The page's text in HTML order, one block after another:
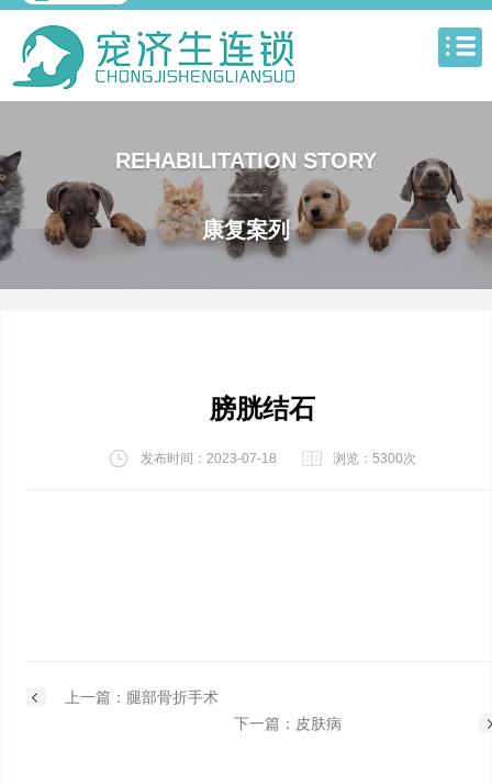
REHABILITATION STORY
康复案列
膀胱结石
发布时间：2023-07-18 浏览：5300次
上一篇：腿部骨折手术
下一篇：皮肤病